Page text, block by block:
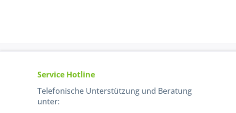
Service Hotline
Telefonische Unterstützung und Beratung
unter: